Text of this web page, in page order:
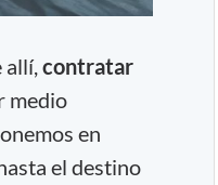
contratar
medio
en
el destino